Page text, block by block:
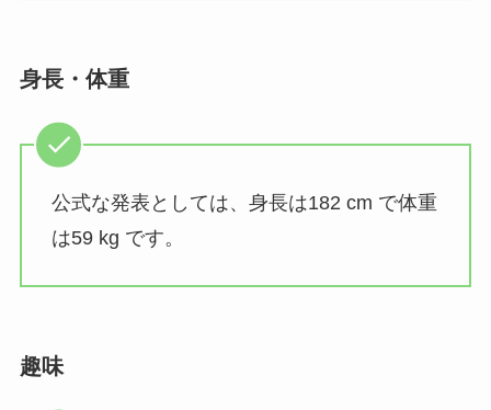
身長・体重
公式な発表としては、身長は182 cm で体重
は59 kg です。
趣味